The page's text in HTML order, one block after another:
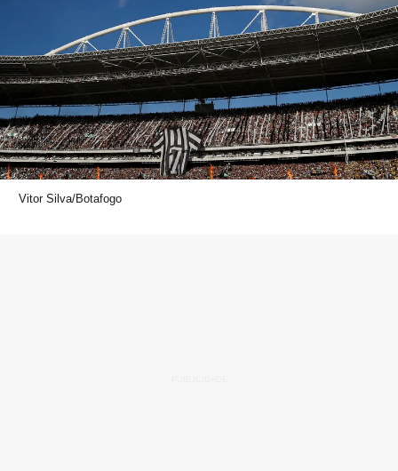
Vitor Silva/Botafogo